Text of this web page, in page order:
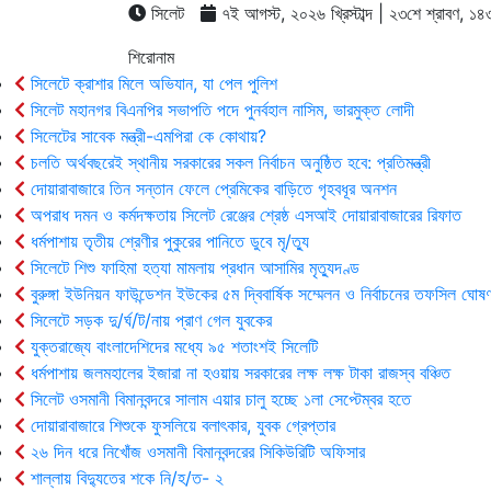
সিলেট
৭ই আগস্ট, ২০২৬ খ্রিস্টাব্দ | ২৩শে শ্রাবণ,
শিরোনাম
সিলেটে ক্রাশার মিলে অভিযান, যা পেল পুলিশ
সিলেট মহানগর বিএনপির সভাপতি পদে পুনর্বহাল নাসিম, ভারমুক্ত লোদী
সিলেটের সাবেক মন্ত্রী-এমপিরা কে কোথায়?
চলতি অর্থবছরেই স্থানীয় সরকারের সকল নির্বাচন অনুষ্ঠিত হবে: প্রতিমন্ত্রী
দোয়ারাবাজারে তিন সন্তান ফেলে প্রেমিকের বাড়িতে গৃহবধূর অনশন
অপরাধ দমন ও কর্মদক্ষতায় সিলেট রেঞ্জের শ্রেষ্ঠ এসআই দোয়ারাবাজারের রিফাত
ধর্মপাশায় তৃতীয় শ্রেণীর পুকুরের পানিতে ডুবে মৃ/ত্যু
সিলেটে শিশু ফাহিমা হত্যা মামলায় প্রধান আসামির মৃত্যুদণ্ড
বুরুঙ্গা ইউনিয়ন ফাউন্ডেশন ইউকের ৫ম দ্বিবার্ষিক সম্মেলন ও নির্বাচনের তফসিল
সিলেটে সড়ক দু/র্ঘ/ট/নায় প্রাণ গেল যুবকের
যুক্তরাজ্যে বাংলাদেশিদের মধ্যে ৯৫ শতাংশই সিলেটি
ধর্মপাশায় জলমহালের ইজারা না হওয়ায় সরকারের লক্ষ লক্ষ টাকা রাজস্ব বঞ্চিত
সিলেট ওসমানী বিমানবন্দরে সালাম এয়ার চালু হচ্ছে ১লা সেপ্টেম্বর হতে
দোয়ারাবাজারে শিশুকে ফুসলিয়ে বলাৎকার, যুবক গ্রেপ্তার
২৬ দিন ধরে নিখোঁজ ওসমানী বিমানবন্দরের সিকিউরিটি অফিসার
শাল্লায় বিদ্যুতের শকে নি/হ/ত- ২